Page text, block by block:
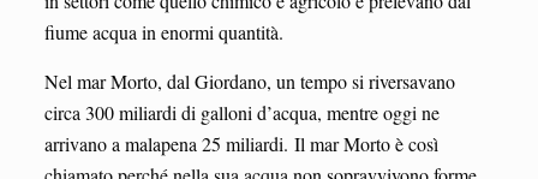
fiume acqua in enormi quantità.
Nel mar Morto, dal Giordano, un tempo si riversavano
circa 300 miliardi di galloni d’acqua, mentre oggi ne
arrivano a malapena 25 miliardi. Il mar Morto è così